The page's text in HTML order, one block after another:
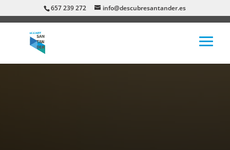
657 239 272 info@descubresantander.es